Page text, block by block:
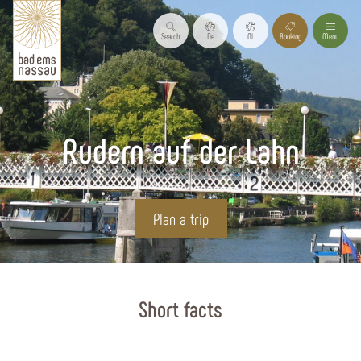
Search De Nl Booking Menu
Rudern auf der Lahn
Plan a trip
Short facts